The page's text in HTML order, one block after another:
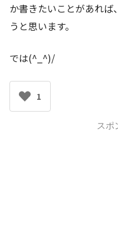
か書きたいことがあれば
うと思います。
では(^_^)/
1
スポ